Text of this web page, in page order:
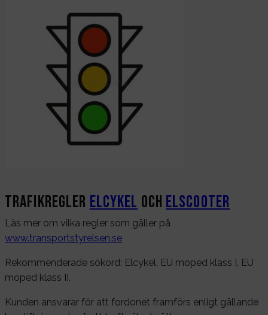
Trafikregler Elcykel och Elscooter
Läs mer om vilka regler som gäller på
www.transportstyrelsen.se
Rekommenderade sökord: Elcykel, EU moped klass I, EU
moped klass II.
Kunden ansvarar för att fordonet framförs enligt gällande